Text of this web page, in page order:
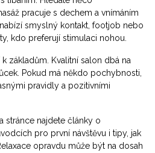
pracuje s dechem a vnímáním
smyslný kontakt, footjob nebo
kdo preferují stimulaci nohou.
základům. Kvalitní salon dbá na
Pokud má někdo pochybnosti,
pravidly a pozitivními
stránce najdete články o
pro první návštěvu i tipy, jak
opravdu může být na dosah